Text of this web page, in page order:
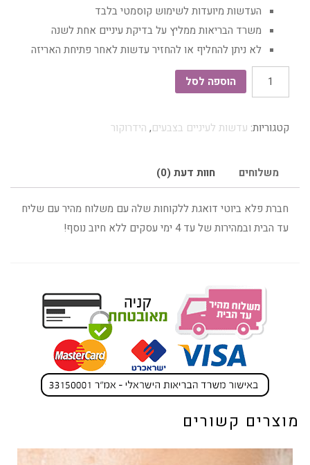
העדשות מיועדות לשימוש קוסמטי בלבד
משרד הבריאות ממליץ על בדיקת עיניים אחת לשנה
לא ניתן להחליף או להחזיר עדשות לאחר פתיחת האריזה
כמות
של
מגע
הידרוקור
OCHRE
עדשות
הוספה לסל
קטגוריות: עדשות לעיניים בצבעים, הידרוקור
משלוחים חוות דעת (0)
חברת פלא ביוטי דואגת ללקוחות שלה עם משלוח מהיר עם שליח
עד הבית ובמהירות של עד 4 ימי עסקים ללא חיוב נוסף!
מוצרים קשורים